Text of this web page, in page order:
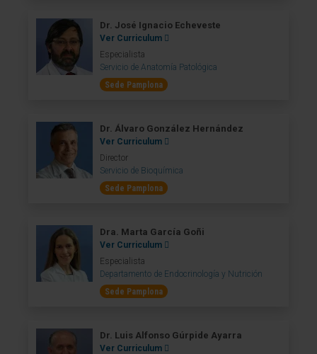
Dr. José Ignacio Echeveste
Ver Curriculum
Especialista
Servicio de Anatomía Patológica
Sede Pamplona
Dr. Álvaro González Hernández
Ver Curriculum
Director
Servicio de Bioquímica
Sede Pamplona
Dra. Marta García Goñi
Ver Curriculum
Especialista
Departamento de Endocrinología y Nutrición
Sede Pamplona
Dr. Luis Alfonso Gúrpide Ayarra
Ver Curriculum